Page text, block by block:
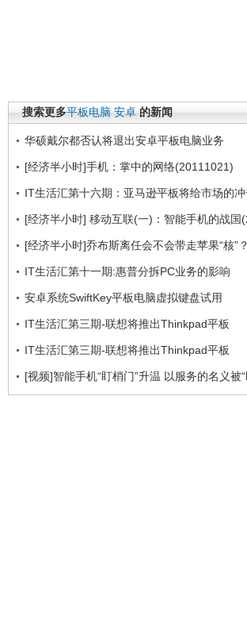
搜索更多平板电脑 安卓 的新闻
华硕戴尔都否认将退出安卓平板电脑业务
[经济半小时]手机：掌中的网络(20111021)
IT生活汇第十六期：亚马逊平板将给市场的
[经济半小时] 移动互联(一)：智能手机的战国
[经济半小时]乔布斯离任会不会带走苹果“核”
IT生活汇第十一期:惠普分拆PC业务的影响
安卓系统SwiftKey平板电脑虚拟键盘试用
IT生活汇第三期-联想将推出Thinkpad平板
IT生活汇第三期-联想将推出Thinkpad平板
[视频]智能手机“盯梢门”升温 以服务的名义被